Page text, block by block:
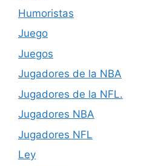
Humoristas
Juego
Juegos
Jugadores de la NBA
Jugadores de la NFL.
Jugadores NBA
Jugadores NFL
Ley